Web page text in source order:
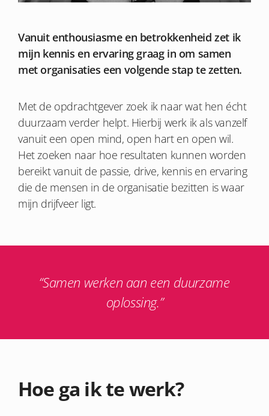
Vanuit enthousiasme en betrokkenheid zet ik
mijn kennis en ervaring graag in om samen
met organisaties een volgende stap te zetten.
Met de opdrachtgever zoek ik naar wat hen écht
duurzaam verder helpt. Hierbij werk ik als vanzelf
vanuit een open mind, open hart en open wil.
Het zoeken naar hoe resultaten kunnen worden
bereikt vanuit de passie, drive, kennis en ervaring
die de mensen in de organisatie bezitten is waar
mijn drijfveer ligt.
“Samen werken aan een duurzame
oplossing.”
Hoe ga ik te werk?